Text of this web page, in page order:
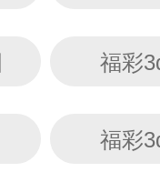
福彩
福彩